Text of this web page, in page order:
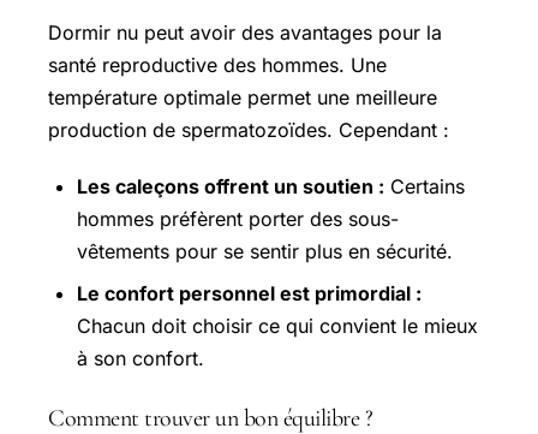
Dormir nu peut avoir des avantages pour la
santé reproductive des hommes. Une
température optimale permet une meilleure
production de spermatozoïdes. Cependant :
Les caleçons offrent un soutien : Certains
hommes préfèrent porter des sous-
vêtements pour se sentir plus en sécurité.
Le confort personnel est primordial :
Chacun doit choisir ce qui convient le mieux
à son confort.
Comment trouver un bon équilibre ?